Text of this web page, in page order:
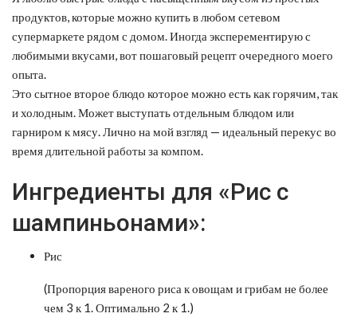
продуктов, которые можно купить в любом сетевом
супермаркете рядом с домом.Иногда эксперементирую с
любимыми вкусами, вот пошаговый рецепт очередного моего
опыта.
Это сытное второе блюдо которое можно есть как горячим, так
и холодным. Может выступать отдельным блюдом или
гарниром к мясу. Лично на мой взгляд — идеальный перекус во
время длительной работы за компом.
Ингредиенты для «Рис с
шампиньонами»:
Рис
(Пропорция вареного риса к овощам и грибам не более
чем 3 к 1. Оптимально 2 к 1.)